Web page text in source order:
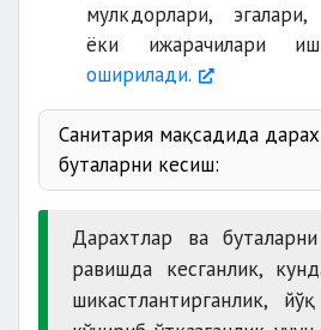
мулкдорлари, эгалари,
ёки ижарачилари
оширилади.
Санитария мақсадида
буталарни кесиш:
касалликка чалинган
Дарахтлар ва
равишда кесганлик,
шикастлантирганлик,